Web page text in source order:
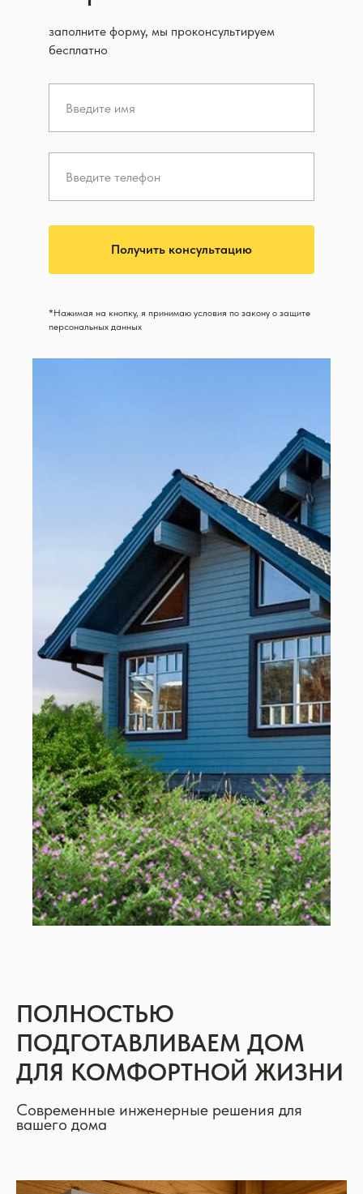
заполните форму, мы проконсультируем
бесплатно
Получить консультацию
*Нажимая на кнопку, я принимаю условия по закону о защите
персональных данных
ПОЛНОСТЬЮ
ПОДГОТАВЛИВАЕМ ДОМ
ДЛЯ КОМФОРТНОЙ ЖИЗНИ
Современные инженерные решения для
вашего дома